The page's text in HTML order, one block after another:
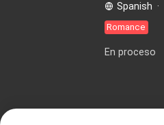
Spanish ·
Romance
En proceso